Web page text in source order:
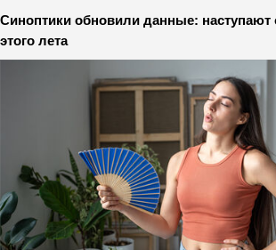
Синоптики обновили данные:
этого лета